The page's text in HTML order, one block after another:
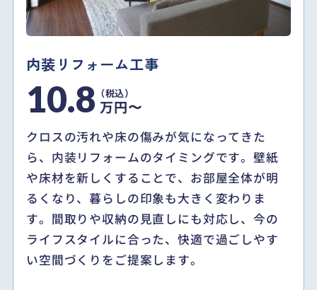
内装リフォーム工事
10.8 万円〜
クロスの汚れや床の傷みが気になってきた
ら、内装リフォームのタイミングです。壁紙
や床材を新しくすることで、お部屋全体が明
るくなり、暮らしの印象も大きく変わりま
す。間取りや収納の見直しにも対応し、今の
ライフスタイルに合った、快適で過ごしやす
い空間づくりをご提案します。